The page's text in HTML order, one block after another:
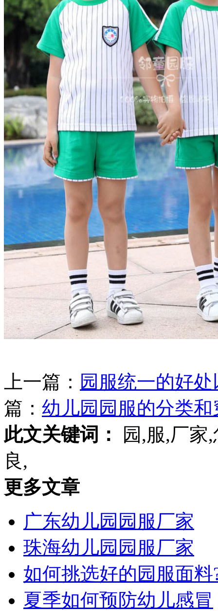
上一篇： 园服统一的好
篇： 幼儿园园服的分类
此文关键词：
园,服,厂家
良,
更多文章
广东幼儿园园服厂家
珠海幼儿园园服厂家
如何挑选好的园服面料
夏季如何预防幼儿感冒